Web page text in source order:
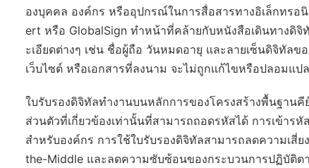
องบุคคล องค์กร หรืออุปกรณ์ในการสื่อสารทางอิเล็กทรอ
ert หรือ GlobalSign ทำหน้าที่คล้ายกับหนังสือเดินทาง
ะเอียดต่างๆ เช่น ชื่อผู้ถือ วันหมดอายุ และลายเซ็นดิจิทัล
เว็บไซต์ หรือเอกสารที่ลงนาม จะไม่ถูกแก้ไขหรือปลอมแป
ใบรับรองดิจิทัลทำงานบนหลักการของโครงสร้างพื้นฐาน
ส่วนตัวที่เกี่ยวข้องเท่านั้นที่สามารถถอดรหัสได้ การเข้า
สำหรับองค์กร การใช้ใบรับรองดิจิทัลสามารถลดความเสี่
the-Middle และลดความซับซ้อนของกระบวนการปฏิบัติ